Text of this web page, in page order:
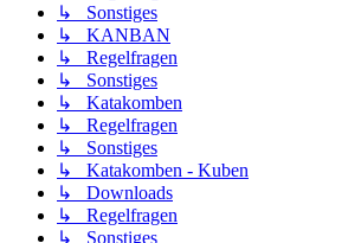
↳ Sonstiges
↳ KANBAN
↳ Regelfragen
↳ Sonstiges
↳ Katakomben
↳ Regelfragen
↳ Sonstiges
↳ Katakomben - Kuben
↳ Downloads
↳ Regelfragen
↳ Sonstiges